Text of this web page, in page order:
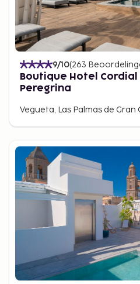
9/10(263
Boutique Hotel Cordial
Peregrina
Vegueta, Las Palmas de Gran